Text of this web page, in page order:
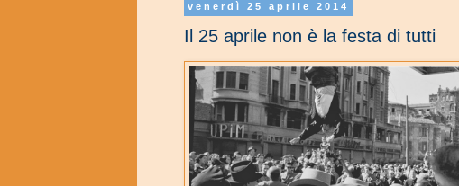
venerdì 25 aprile 2014
Il 25 aprile non è la festa di tutti